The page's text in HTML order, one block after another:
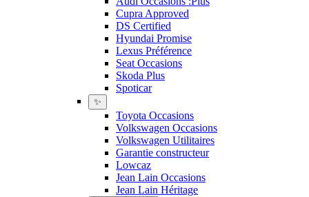
Cupra Approved
DS Certified
Hyundai Promise
Lexus Préférence
Seat Occasions
Skoda Plus
Spoticar
✨
Toyota Occasions
Volkswagen Occasions
Volkswagen Utilitaires
Garantie constructeur
Lowcaz
Jean Lain Occasions
Jean Lain Héritage